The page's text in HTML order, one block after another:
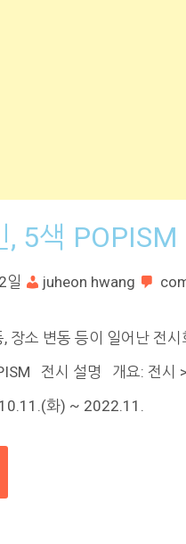
, 5색 POPISM
일 juheon hwang
장소 변동 등이 일어난 전시
전시 설명 개요: 전시
화) ~ 2022.11.